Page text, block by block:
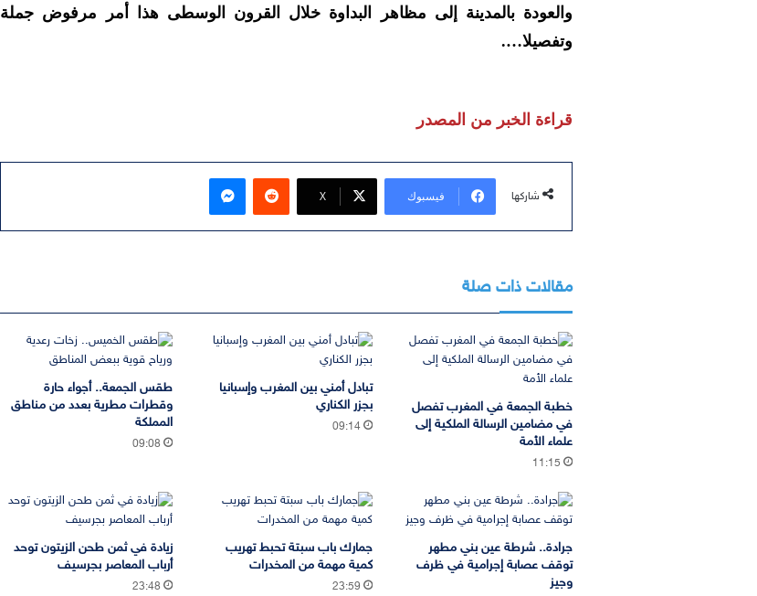
والعودة بالمدينة إلى مظاهر البداوة خلال القرون الوسطى هذا أمر مرفوض جملة
وتفصيلا….
قراءة الخبر من المصدر
شاركها فيسبوك ‫X
ماسنجر
مقالات ذات صلة
خطبة الجمعة في المغرب تفصل
في مضامين الرسالة الملكية إلى
علماء الأمة
11:15
تبادل أمني بين المغرب وإسبانيا
بجزر الكناري
09:14
طقس الجمعة.. أجواء حارة
وقطرات مطرية بعدد من مناطق
المملكة
09:08
جرادة.. شرطة عين بني مطهر
توقف عصابة إجرامية في ظرف
وجيز
جمارك باب سبتة تحبط تهريب
كمية مهمة من المخدرات
23:59
زيادة في ثمن طحن الزيتون توحد
أرباب المعاصر بجرسيف
23:48